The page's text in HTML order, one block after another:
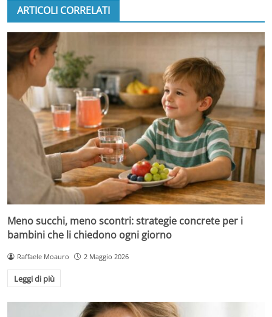
ARTICOLI CORRELATI
Meno succhi, meno scontri: strategie concrete per i
bambini che li chiedono ogni giorno
Raffaele Moauro 2 Maggio 2026
Leggi di più